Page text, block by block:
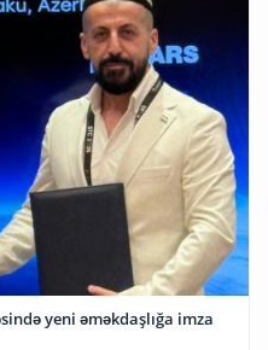
yeni əməkdaşlığa imza